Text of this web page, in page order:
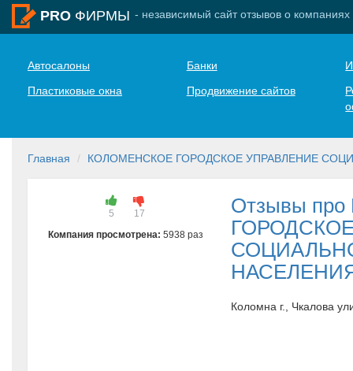
PRO ФИРМЫ - независимый сайт отзывов о компаниях
Автосалоны Банки
Пластиковые окна
Продвижение сайтов
Главная КОЛОМЕНСКОЕ ГОРОДСКОЕ УПРАВЛЕНИЕ
5
17
Компания просмотрена: 5938 раз
Отзывы
Коломна г., Чкалова